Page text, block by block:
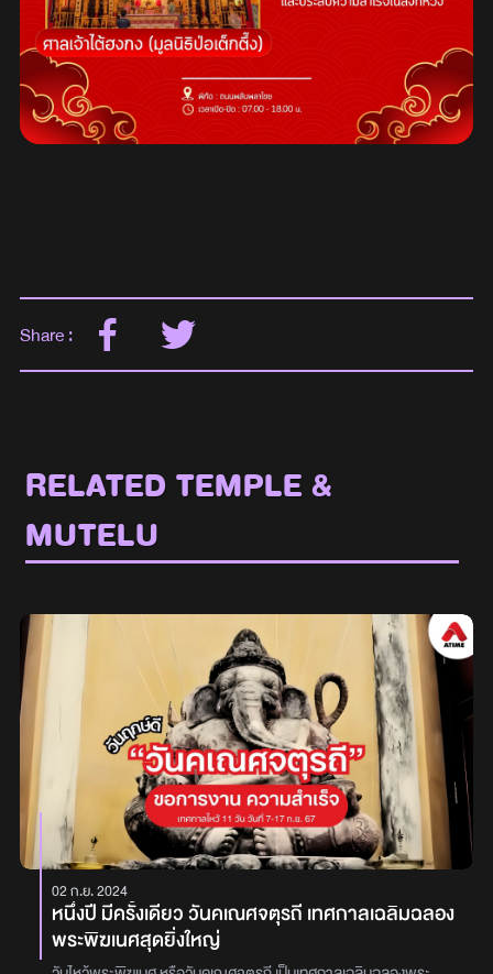
Share :
RELATED TEMPLE &
MUTELU
02 ก.ย. 2024
หนึ่งปี มีครั้งเดียว วันคเณศจตุรถี เทศกาลเฉลิมฉลอง
พระพิฆเนศสุดยิ่งใหญ่